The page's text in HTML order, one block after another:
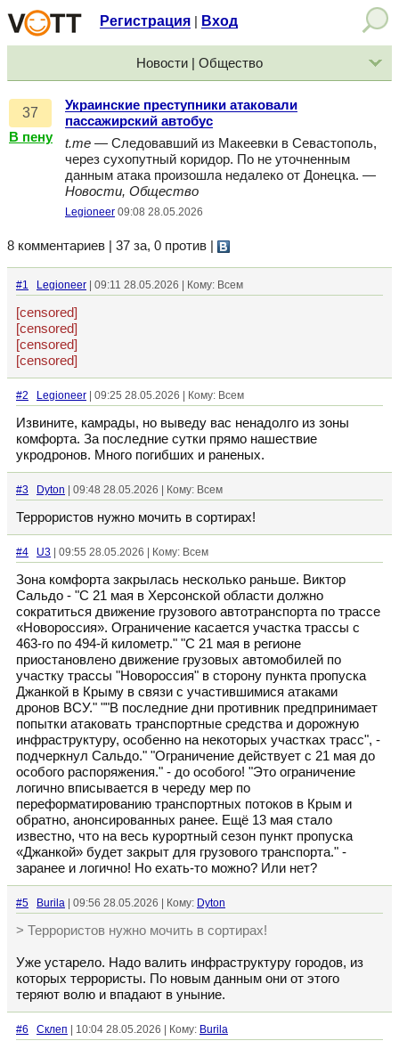
Регистрация Вход
Новости | Общество
37
В пену
Украинские преступники атаковали
пассажирский автобус
t.me — Следовавший из Макеевки в Севастополь,
через сухопутный коридор. По не уточненным
данным атака произошла недалеко от Донецка. —
Новости, Общество
Legioneer 09:08 28.05.2026
8 комментариев | 37 за, 0 против
#1 Legioneer | 09:11 28.05.2026 | Кому: Всем
[censored]
[censored]
[censored]
[censored]
#2 Legioneer | 09:25 28.05.2026 | Кому: Всем
Извините, камрады, но выведу вас ненадолго из зоны
комфорта. За последние сутки прямо нашествие
укродронов. Много погибших и раненых.
#3 Dyton | 09:48 28.05.2026 | Кому: Всем
Террористов нужно мочить в сортирах!
#4 U3 | 09:55 28.05.2026 | Кому: Всем
Зона комфорта закрылась несколько раньше. Виктор
Сальдо - "С 21 мая в Херсонской области должно
сократиться движение грузового автотранспорта по трассе
«Новороссия». Ограничение касается участка трассы с
463-го по 494-й километр." "С 21 мая в регионе
приостановлено движение грузовых автомобилей по
участку трассы "Новороссия" в сторону пункта пропуска
Джанкой в Крыму в связи с участившимися атаками
дронов ВСУ." ""В последние дни противник предпринимает
попытки атаковать транспортные средства и дорожную
инфраструктуру, особенно на некоторых участках трасс", -
подчеркнул Сальдо." "Ограничение действует с 21 мая до
особого распоряжения." - до особого! "Это ограничение
логично вписывается в череду мер по
переформатированию транспортных потоков в Крым и
обратно, анонсированных ранее. Ещё 13 мая стало
известно, что на весь курортный сезон пункт пропуска
«Джанкой» будет закрыт для грузового транспорта." -
заранее и логично! Но ехать-то можно? Или нет?
#5 Burila | 09:56 28.05.2026 | Кому: Dyton
> Террористов нужно мочить в сортирах!
Уже устарело. Надо валить инфраструктуру городов, из
которых террористы. По новым данным они от этого
теряют волю и впадают в уныние.
#6 Склеп | 10:04 28.05.2026 | Кому: Burila